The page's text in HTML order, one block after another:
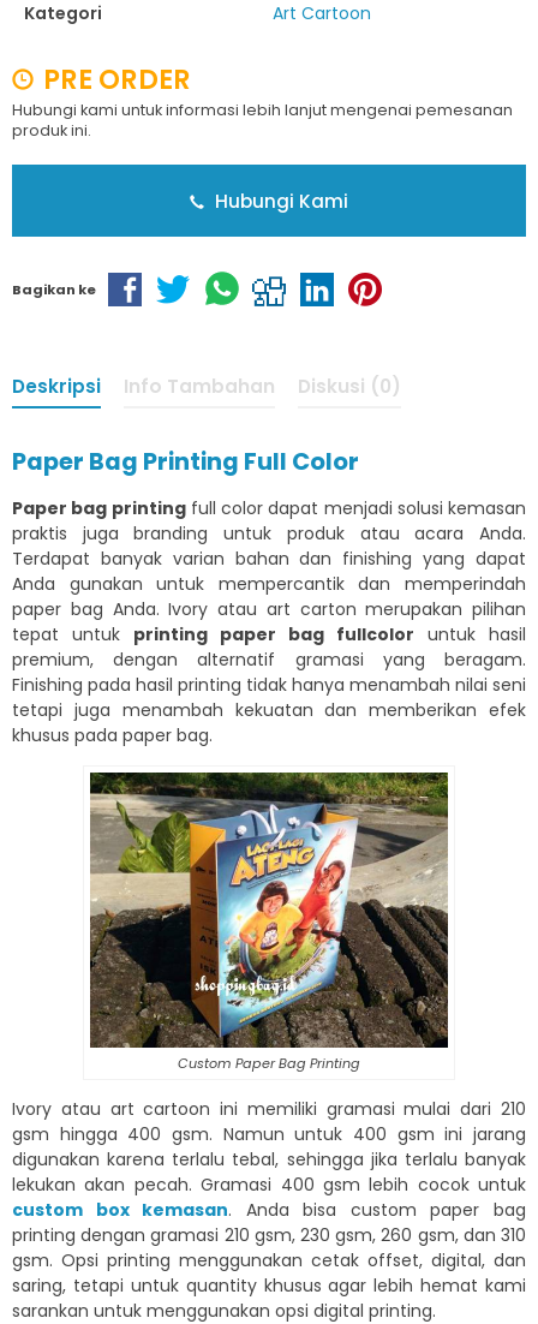
Kategori
Art Cartoon
PRE ORDER
Hubungi kami untuk informasi lebih lanjut mengenai pemesanan
produk ini.
Hubungi Kami
Bagikan ke
Deskripsi Info Tambahan Diskusi (0)
Paper Bag Printing Full Color
Paper bag printingfull color dapat menjadi solusi kemasan
praktis juga branding untuk produk atau acara Anda.
Terdapat banyak varian bahan dan finishing yang dapat
Anda gunakan untuk mempercantik dan memperindah
paper bag Anda. Ivory atau art carton merupakan pilihan
tepat untuk printing paper bag fullcolor untuk hasil
premium, dengan alternatif gramasi yang beragam.
Finishing pada hasil printing tidak hanya menambah nilai seni
tetapi juga menambah kekuatan dan memberikan efek
khusus pada paper bag.
Custom Paper Bag Printing
Ivory atau art cartoon ini memiliki gramasi mulai dari 210
gsm hingga 400 gsm. Namun untuk 400 gsm ini jarang
digunakan karena terlalu tebal, sehingga jika terlalu banyak
lekukan akan pecah. Gramasi 400 gsm lebih cocok untuk
custom box kemasan. Anda bisa custom paper bag
printing dengan gramasi 210 gsm, 230 gsm, 260 gsm, dan 310
gsm. Opsi printing menggunakan cetak offset, digital, dan
saring, tetapi untuk quantity khusus agar lebih hemat kami
sarankan untuk menggunakan opsi digital printing.